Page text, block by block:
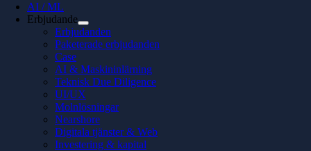
AI / ML
Erbjudande
Erbjudanden
Paketerade erbjudanden
Case
AI & Maskininlärning
Teknisk Due Diligence
UI/UX
Molnlösningar
Nearshore
Digitala tjänster & Web
Investering & kapital